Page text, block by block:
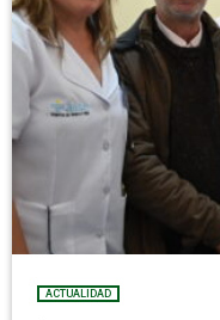
ACTUALIDAD